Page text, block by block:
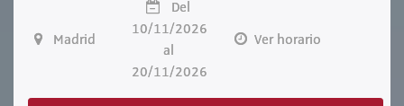
Madrid
Del
10/11/2026
al
20/11/2026
Ver horario